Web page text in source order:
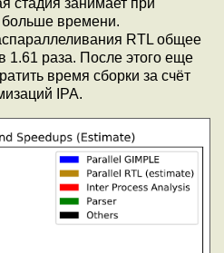
стадия занимает при
времени.
RTL общее
1.61 раза. После этого еще
время сборки за счёт
IPA.